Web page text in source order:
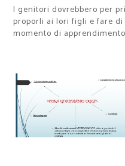
I genitori dovrebbero per
proporli ai lori figli e fare di
momento di